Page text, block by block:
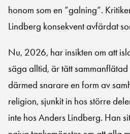
honom som en ”galning”.
Lindberg konsekvent avfärdat
Nu, 2026, har insikten om att
säga alltid, är tätt
därmed snarare en form av
religion, sjunkit in hos större
inte hos Anders Lindberg. Han